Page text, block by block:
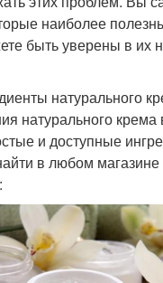
наиболее
быть уверены в их
натурального
натурального крема
и доступные
в любом магазине